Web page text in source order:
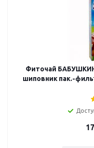
Фиточай
шиповник пак.-